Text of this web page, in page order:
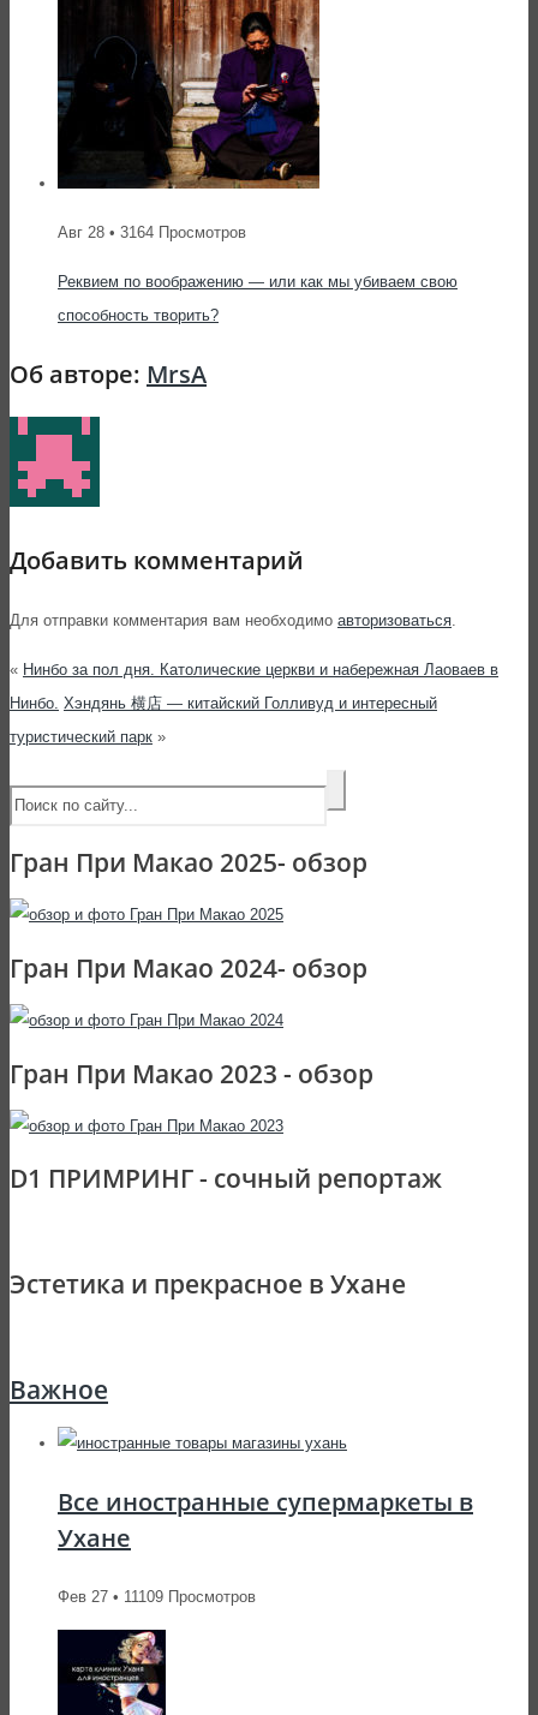
Авг 28 • 3164 Просмотров
Реквием по воображению — или как мы убиваем свою
способность творить?
Об авторе: MrsA
Добавить комментарий
Для отправки комментария вам необходимо авторизоваться.
« Нинбо за пол дня. Католические церкви и набережная Лаоваев в
Нинбо. Хэндянь 横店 — китайский Голливуд и интересный
туристический парк »
Гран При Макао 2025- обзор
Гран При Макао 2024- обзор
Гран При Макао 2023 - обзор
D1 ПРИМРИНГ - сочный репортаж
Эстетика и прекрасное в Ухане
Важное
Все иностранные супермаркеты в
Ухане
Фев 27 • 11109 Просмотров